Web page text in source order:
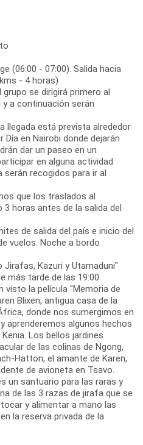
(06:00 - 07:00). Salida hacia
- 4 horas)
se dirigirá primero al
y a continuación serán
llegada está prevista alrededor
en Nairobi donde dejarán
dar un paseo en un
en alguna actividad
recogidos para ir al
que los traslados al
horas antes de la salida del
de salida del país e inicio del
vuelos. Noche a bordo
Jirafas, Kazuri y Utamaduni"
más tarde de las 19:00
visto la película "Memoria de
Blixen, antigua casa de la
donde nos sumergimos en
aprenderemos algunos hechos
Los bellos jardines
de las colinas de Ngong,
Hatton, el amante de Karen,
de avioneta en Tsavo.
un santuario para las raras y
de las 3 razas de jirafa que se
y alimentar a mano las
la reserva privada de la